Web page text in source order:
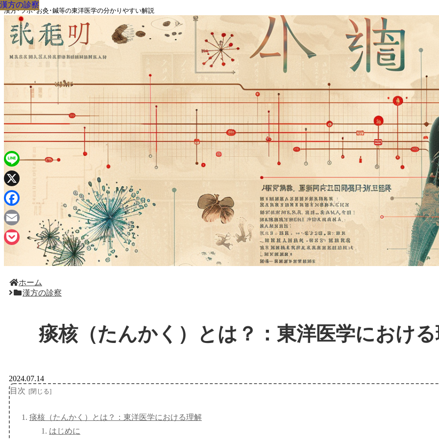
漢方･ツボ･お灸･鍼等の東洋医学の分かりやすい解説
ホーム
漢方の診察
痰核（たんかく）とは？：東洋医学におけ
漢方の診察
2024.07.14
目次
痰核（たんかく）とは？：東洋医学における理解
はじめに
漢方の診察
漢方の診察
漢方の診察
漢方の診察
漢方の診察
漢方の診察
漢方の診察
漢方の診察
Line
X
Facebook
Email